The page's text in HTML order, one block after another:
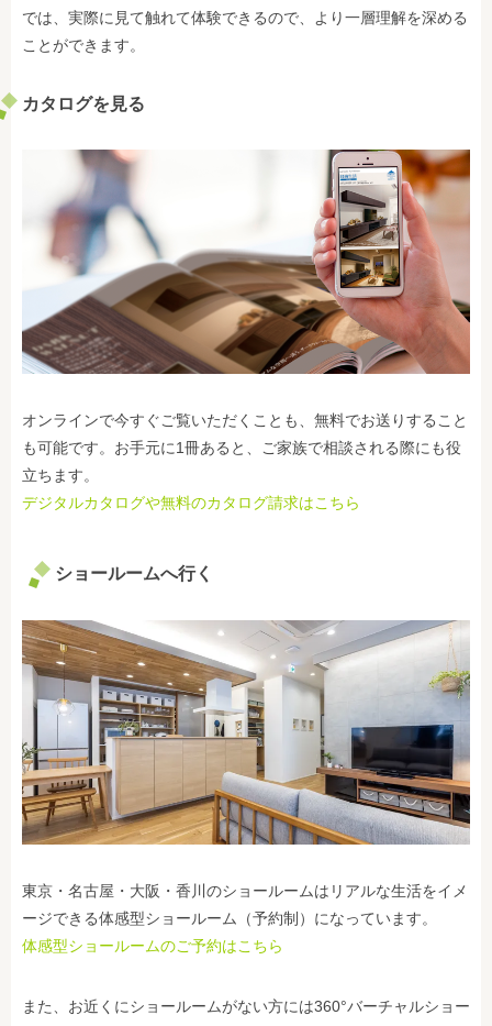
では、実際に見て触れて体験できるので、より一層理解を深める
ことができます。
カタログを見る
オンラインで今すぐご覧いただくことも、無料でお送りすること
も可能です。お手元に1冊あると、ご家族で相談される際にも役
立ちます。
デジタルカタログや無料のカタログ請求はこちら
ショールームへ行く
東京・名古屋・大阪・香川のショールームはリアルな生活をイメ
ージできる体感型ショールーム（予約制）になっています。
体感型ショールームのご予約はこちら
また、お近くにショールームがない方には360°バーチャルショー